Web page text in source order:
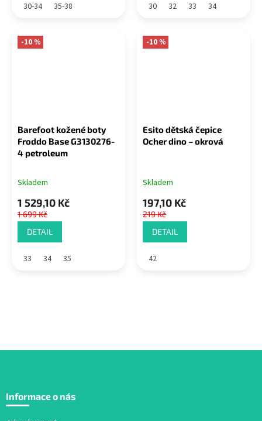
30-34 35-38 30 32 33 34
-10 %
Barefoot kožené boty
Froddo Base G3130276-
4 petroleum
Skladem
1 529,10 Kč
1 699 Kč
DETAIL
33 34 35
-10 %
Esito dětská čepice
Ocher dino – okrová
Skladem
197,10 Kč
219 Kč
DETAIL
42
p
Informace o nás